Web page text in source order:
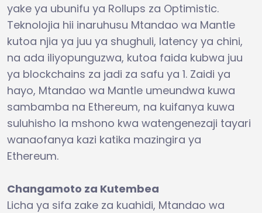
yake ya ubunifu ya Rollups za Optimistic.
Teknolojia hii inaruhusu Mtandao wa Mantle
kutoa njia ya juu ya shughuli, latency ya chini,
na ada iliyopunguzwa, kutoa faida kubwa juu
ya blockchains za jadi za safu ya 1. Zaidi ya
hayo, Mtandao wa Mantle umeundwa kuwa
sambamba na Ethereum, na kuifanya kuwa
suluhisho la mshono kwa watengenezaji tayari
wanaofanya kazi katika mazingira ya
Ethereum.
Changamoto za Kutembea
Licha ya sifa zake za kuahidi, Mtandao wa